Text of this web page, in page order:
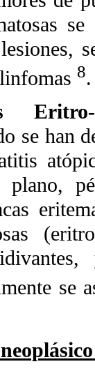
8.
Eritro-
se han
plano,
se